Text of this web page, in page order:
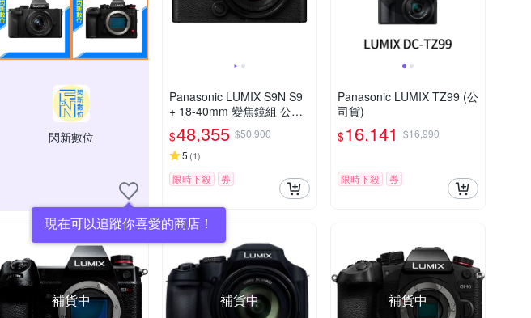
閃新數位
現在可以追蹤你喜愛的商店！
Panasonic LUMIX S9N S9
+ 18-40mm 變焦鏡組 公司
$48,355 $50,900
5 (1)
限時下殺 券
Panasonic LUMIX TZ99 (公
司貨)
$16,141 $16,990
限時下殺 券
補貨中 補貨中 補貨中